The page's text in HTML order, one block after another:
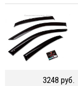
3248 руб.